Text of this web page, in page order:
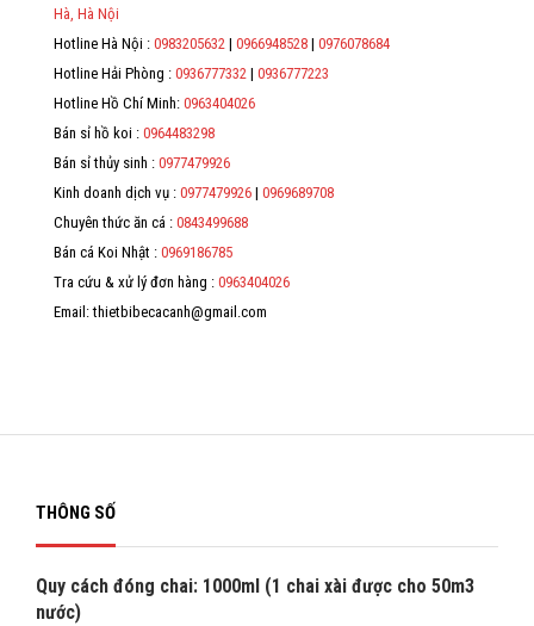
Hà, Hà Nội
Hotline Hà Nội : 0983205632 | 0966948528 | 0976078684
Hotline Hải Phòng : 0936777332 | 0936777223
Hotline Hồ Chí Minh: 0963404026
Bán sỉ hồ koi : 0964483298
Bán sỉ thủy sinh : 0977479926
Kinh doanh dịch vụ : 0977479926 | 0969689708
Chuyên thức ăn cá : 0843499688
Bán cá Koi Nhật : 0969186785
Tra cứu & xử lý đơn hàng : 0963404026
Email: thietbibecacanh@gmail.com
THÔNG SỐ
Quy cách đóng chai: 1000ml (1 chai xài được cho 50m3
nước)